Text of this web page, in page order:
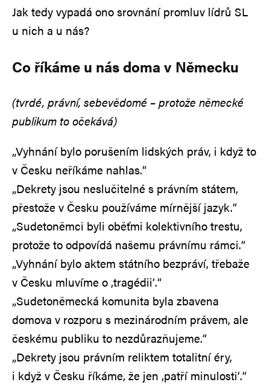
Jak tedy vypadá ono srovnání promluv lídrů SL
u nich a u nás?
Co říkáme u nás doma v Německu
(tvrdé, právní, sebevědomé – protože německé
publikum to očekává)
„Vyhnání bylo porušením lidských práv, i když to
v Česku neříkáme nahlas.“
„Dekrety jsou neslučitelné s právním státem,
přestože v Česku používáme mírnější jazyk.“
„Sudetoněmci byli oběťmi kolektivního trestu,
protože to odpovídá našemu právnímu rámci.“
„Vyhnání bylo aktem státního bezpráví, třebaže
v Česku mluvíme o ‚tragédii‘.“
„Sudetoněmecká komunita byla zbavena
domova v rozporu s mezinárodním právem, ale
českému publiku to nezdůrazňujeme.“
„Dekrety jsou právním reliktem totalitní éry,
i když v Česku říkáme, že jen ‚patří minulosti‘.“